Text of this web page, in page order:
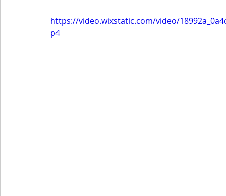
https://video.wixstatic.com/video/
p4